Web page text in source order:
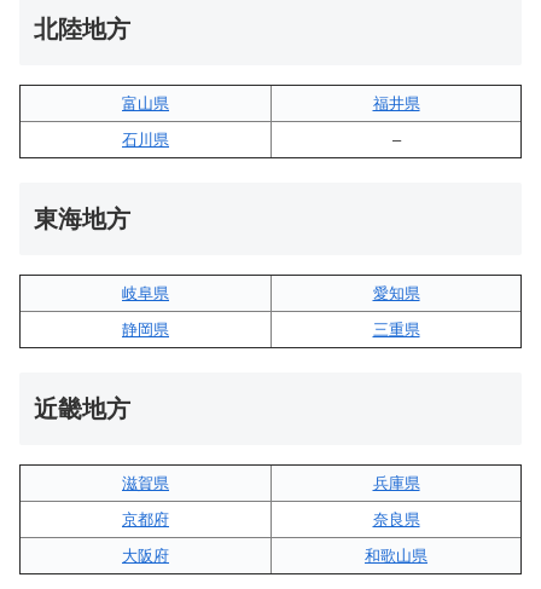
北陸地方
富山県
福井県
石川県
–
東海地方
岐阜県
愛知県
静岡県
三重県
近畿地方
滋賀県
兵庫県
京都府
奈良県
大阪府
和歌山県